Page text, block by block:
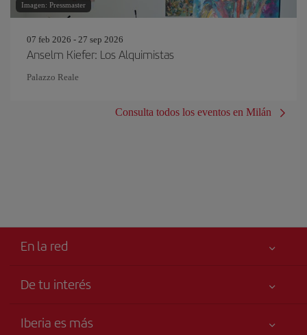
Imagen: Pressmaster
07 feb 2026 - 27 sep 2026
Anselm Kiefer: Los Alquimistas
Palazzo Reale
Consulta todos los eventos en Milán
En la red
De tu interés
Accesibilidad
Iberia es más